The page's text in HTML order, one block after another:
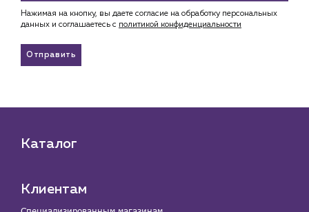
Нажимая на кнопку, вы даете согласие на обработку персональных
данных и соглашаетесь c политикой конфиденциальности
Отправить
Каталог
Клиентам